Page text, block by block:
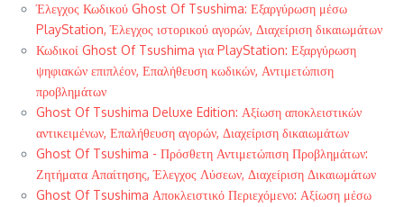
Έλεγχος Κωδικού Ghost Of Tsushima: Εξαργύρωση μέσω
PlayStation, Έλεγχος ιστορικού αγορών, Διαχείριση δικαιωμάτων
Κωδικοί Ghost Of Tsushima για PlayStation: Εξαργύρωση
ψηφιακών επιπλέον, Επαλήθευση κωδικών, Αντιμετώπιση
προβλημάτων
Ghost Of Tsushima Deluxe Edition: Αξίωση αποκλειστικών
αντικειμένων, Επαλήθευση αγορών, Διαχείριση δικαιωμάτων
Ghost Of Tsushima - Πρόσθετη Αντιμετώπιση Προβλημάτων:
Ζητήματα Απαίτησης, Έλεγχος Λύσεων, Διαχείριση Δικαιωμάτων
Ghost Of Tsushima Αποκλειστικό Περιεχόμενο: Αξίωση μέσω